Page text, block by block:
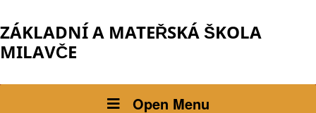
ZÁKLADNÍ A MATEŘSKÁ ŠKOLA
MILAVČE
Open Menu